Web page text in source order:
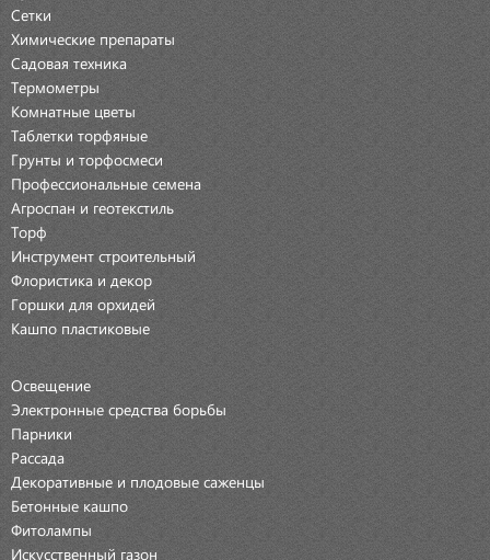
Сетки
Химические препараты
Садовая техника
Термометры
Комнатные цветы
Таблетки торфяные
Грунты и торфосмеси
Профессиональные семена
Агроспан и геотекстиль
Торф
Инструмент строительный
Флористика и декор
Горшки для орхидей
Кашпо пластиковые
Освещение
Электронные средства борьбы
Парники
Рассада
Декоративные и плодовые саженцы
Бетонные кашпо
Фитолампы
Искусственный газон